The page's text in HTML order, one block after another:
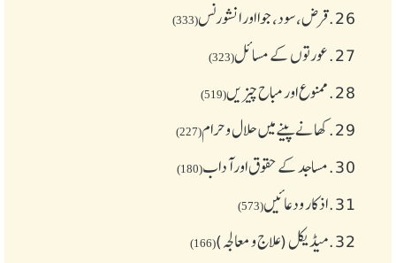
26. قرض،سود، جوا اور انشورنس(333)
27. عورتوں کے مسائل(323)
28. ممنوع اور مباح چیز یں(519)
29. کھانے پینے میں حلال و حرام(227)
30. مساجد کے حقوق اور آداب(180)
31. اذکار ودعائیں(573)
32. میڈیکل (علاج و معالجہ)(166)